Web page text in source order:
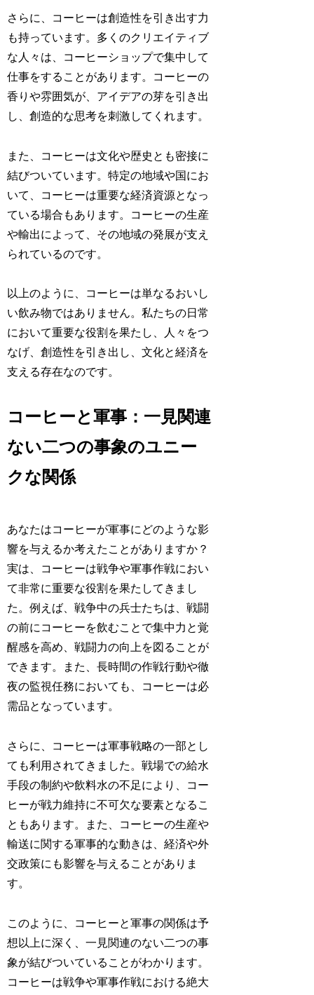
さらに、コーヒーは創造性を引き出す力
も持っています。多くのクリエイティブ
な人々は、コーヒーショップで集中して
仕事をすることがあります。コーヒーの
香りや雰囲気が、アイデアの芽を引き出
し、創造的な思考を刺激してくれます。
また、コーヒーは文化や歴史とも密接に
結びついています。特定の地域や国にお
いて、コーヒーは重要な経済資源となっ
ている場合もあります。コーヒーの生産
や輸出によって、その地域の発展が支え
られているのです。
以上のように、コーヒーは単なるおいし
い飲み物ではありません。私たちの日常
において重要な役割を果たし、人々をつ
なげ、創造性を引き出し、文化と経済を
支える存在なのです。
コーヒーと軍事：一見関連
ない二つの事象のユニー
クな関係
あなたはコーヒーが軍事にどのような影
響を与えるか考えたことがありますか？
実は、コーヒーは戦争や軍事作戦におい
て非常に重要な役割を果たしてきまし
た。例えば、戦争中の兵士たちは、戦闘
の前にコーヒーを飲むことで集中力と覚
醒感を高め、戦闘力の向上を図ることが
できます。また、長時間の作戦行動や徹
夜の監視任務においても、コーヒーは必
需品となっています。
さらに、コーヒーは軍事戦略の一部とし
ても利用されてきました。戦場での給水
手段の制約や飲料水の不足により、コー
ヒーが戦力維持に不可欠な要素となるこ
ともあります。また、コーヒーの生産や
輸送に関する軍事的な動きは、経済や外
交政策にも影響を与えることがありま
す。
このように、コーヒーと軍事の関係は予
想以上に深く、一見関連のない二つの事
象が結びついていることがわかります。
コーヒーは戦争や軍事作戦における絶大